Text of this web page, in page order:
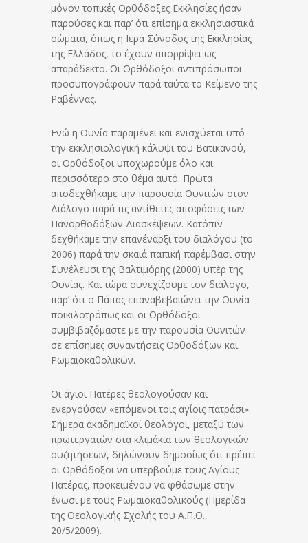
μόνον τοπικές Ορθόδοξες Εκκλησίες ήσαν
παρούσες και παρ’ ότι επίσημα εκκλησιαστικά
σώματα, όπως η Ιερά Σύνοδος της Εκκλησίας
της Ελλάδος, το έχουν απορρίψει ως
απαράδεκτο. Οι Ορθόδοξοι αντιπρόσωποι
προσυπογράφουν παρά ταύτα το Κείμενο της
Ραβέννας.
Ενώ η Ουνία παραμένει και ενισχύεται υπό
την εκκλησιολογική κάλυψι του Βατικανού,
οι Ορθόδοξοι υποχωρούμε όλο και
περισσότερο στο θέμα αυτό. Πρώτα
αποδεχθήκαμε την παρουσία Ουνιτών στον
Διάλογο παρά τις αντίθετες αποφάσεις των
Πανορθοδόξων Διασκέψεων. Κατόπιν
δεχθήκαμε την επανέναρξι του διαλόγου (το
2006) παρά την σκαιά παπική παρέμβασι στην
Συνέλευσι της Βαλτιμόρης (2000) υπέρ της
Ουνίας. Και τώρα συνεχίζουμε τον διάλογο,
παρ’ ότι ο Πάπας επαναβεβαιώνει την Ουνία
ποικιλοτρόπως και οι Ορθόδοξοι
συμβιβαζόμαστε με την παρουσία Ουνιτών
σε επίσημες συναντήσεις Ορθοδόξων και
Ρωμαιοκαθολικών.
Οι άγιοι Πατέρες θεολογούσαν και
ενεργούσαν «επόμενοι τοις αγίοις πατράσι».
Σήμερα ακαδημαϊκοί θεολόγοι, μεταξύ των
πρωτεργατών στα κλιμάκια των θεολογικών
συζητήσεων, δηλώνουν δημοσίως ότι πρέπει
οι Ορθόδοξοι να υπερβούμε τους Αγίους
Πατέρας, προκειμένου να φθάσωμε στην
ένωσι με τους Ρωμαιοκαθολικούς (Ημερίδα
της Θεολογικής Σχολής του Α.Π.Θ.,
20/5/2009).